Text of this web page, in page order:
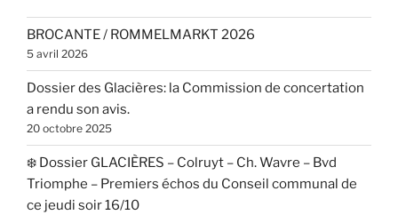
BROCANTE / ROMMELMARKT 2026
5 avril 2026
Dossier des Glacières: la Commission de concertation
a rendu son avis.
20 octobre 2025
❄️ Dossier GLACIÈRES – Colruyt – Ch. Wavre – Bvd
Triomphe – Premiers échos du Conseil communal de
ce jeudi soir 16/10